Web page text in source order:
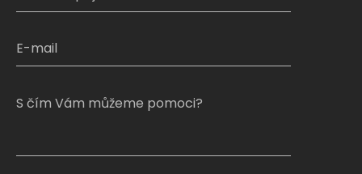
S čím Vám můžeme pomoci?